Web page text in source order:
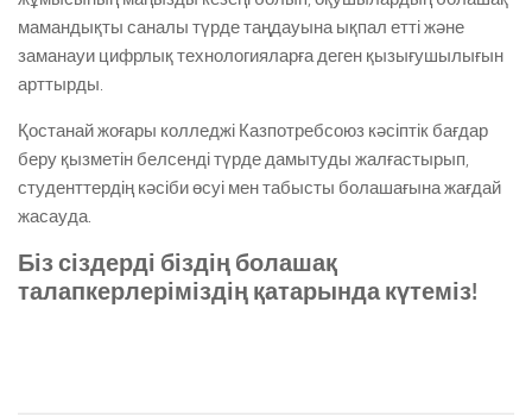
мамандықты саналы түрде таңдауына ықпал етті және
заманауи цифрлық технологияларға деген қызығушылығын
арттырды.
Қостанай жоғары колледжі Казпотребсоюз кәсіптік бағдар
беру қызметін белсенді түрде дамытуды жалғастырып,
студенттердің кәсіби өсуі мен табысты болашағына жағдай
жасауда.
Біз сіздерді біздің болашақ
талапкерлеріміздің қатарында күтеміз!